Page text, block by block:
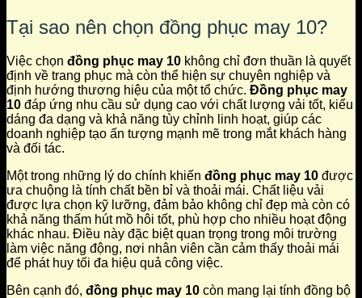
Tại sao nên chọn đồng phục may 10?
Việc chọn đồng phục may 10 không chỉ đơn thuần là quyết
định về trang phục mà còn thể hiện sự chuyên nghiệp và
định hướng thương hiệu của một tổ chức. Đồng phục may
10 đáp ứng nhu cầu sử dụng cao với chất lượng vải tốt, kiểu
dáng đa dạng và khả năng tùy chỉnh linh hoạt, giúp các
doanh nghiệp tạo ấn tượng mạnh mẽ trong mắt khách hàng
và đối tác.
Một trong những lý do chính khiến đồng phục may 10 được
ưa chuộng là tính chất bền bỉ và thoải mái. Chất liệu vải
được lựa chọn kỹ lưỡng, đảm bảo không chỉ đẹp mà còn có
khả năng thấm hút mồ hôi tốt, phù hợp cho nhiều hoạt động
khác nhau. Điều này đặc biệt quan trọng trong môi trường
làm việc năng động, nơi nhân viên cần cảm thấy thoải mái
để phát huy tối đa hiệu quả công việc.
Bên cạnh đó, đồng phục may 10 còn mang lại tính đồng bộ